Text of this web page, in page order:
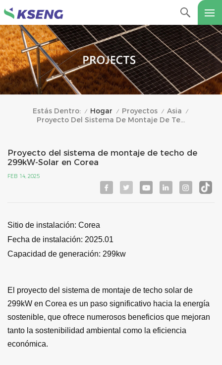
Estás Dentro: / Hogar / Proyectos / Asia /
Proyecto Del Sistema De Montaje De Techo De 299kW-Solar En Corea
Proyecto del sistema de montaje de techo de
299kW-Solar en Corea
FEB 14, 2025
Sitio de instalación: Corea
Fecha de instalación: 2025.01
Capacidad de generación: 299kw
El proyecto del sistema de montaje de techo solar de
299kW en Corea es un paso significativo hacia la energía
sostenible, que ofrece numerosos beneficios que mejoran
tanto la sostenibilidad ambiental como la eficiencia
económica.